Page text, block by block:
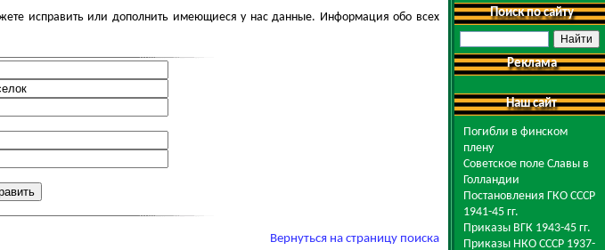
исправить или дополнить имеющиеся у нас данные. Информация обо всех
Вернуться на страницу поиска
Поиск по сайту
Реклама
Наш сайт
Погибли в финском
плену
Советское поле Славы в
Голландии
Постановления ГКО СССР
1941-45 гг.
Приказы ВГК 1943-45 гг.
Приказы НКО СССР 1937-